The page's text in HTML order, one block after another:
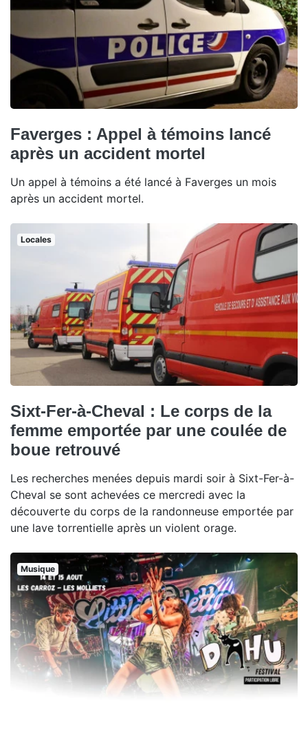
Faverges : Appel à témoins lancé
après un accident mortel
Un appel à témoins a été lancé à Faverges un mois
après un accident mortel.
Locales
Sixt-Fer-à-Cheval : Le corps de la
femme emportée par une coulée de
boue retrouvé
Les recherches menées depuis mardi soir à Sixt-Fer-à-
Cheval se sont achevées ce mercredi avec la
découverte du corps de la randonneuse emportée par
une lave torrentielle après un violent orage.
Musique